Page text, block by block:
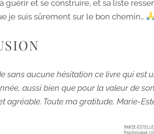
guérir et se construire, et sa liste
je suis sûrement sur le bon chemin…
sans aucune hésitation ce livre qui est
aussi bien que pour la valeur de
agréable. Toute ma gratitude, Marie-